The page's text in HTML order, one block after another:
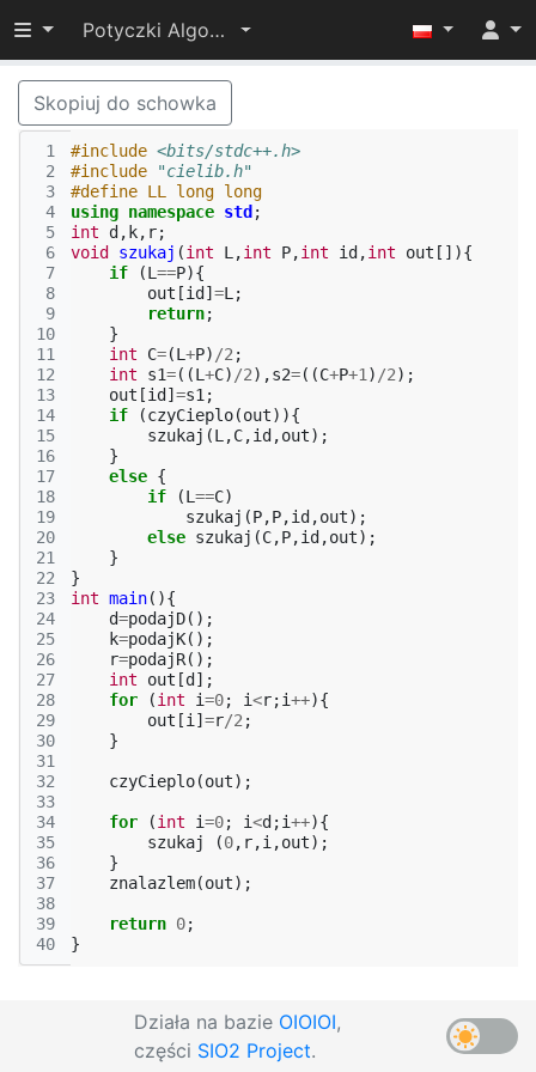
Przełącz widoczność menu
Potyczki Algorytmiczne 2016
Skopiuj do schowka
1
2
3
4
5
6
7
8
9
10
11
12
13
14
15
16
17
18
19
20
21
22
23
24
25
26
27
28
29
30
31
32
33
34
35
36
37
38
39
40
#include <bits/stdc++.h>
#include
"cielib.h"
#define LL long long
using namespace std ;
int
d , k, r;
void
szukaj (int L ,int P,int id ,int out []){
if
(L ==P){
out [id ] =L ;
return;
}
int
C=(L +P) /2 ;
int
s1=((L +C) /2),s2=((C+P+1 ) /2);
out [id ] =s1 ;
if
(czyCieplo(out)){
szukaj (L ,C,id ,out);
}
else {
if
(L ==C)
szukaj (P,P,id ,out);
else szukaj (C,P,id ,out);
}
}
int main(){
d=podajD();
k=podajK();
r=podajR();
int
out [d ];
for
(int i=0; i<r;i++){
out [i ] =r/2 ;
}
czyCieplo(out);
for (int i=0; i<d ;i++){
szukaj
(0, r,i ,out);
}
znalazlem(out);
return 0;
}
Działa na bazie OIOIOI,
części SIO2 Project.